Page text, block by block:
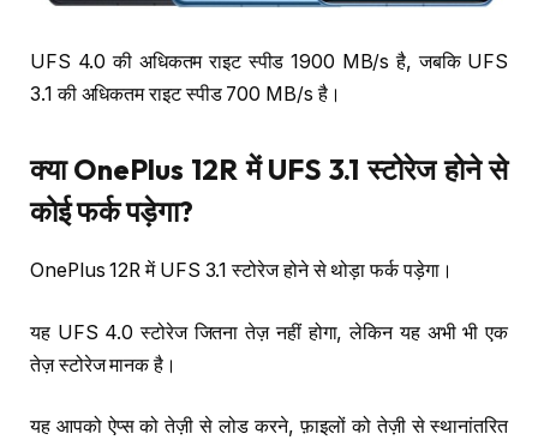
UFS 4.0 की अधिकतम राइट स्पीड 1900 MB/s है, जबकि UFS
3.1 की अधिकतम राइट स्पीड 700 MB/s है।
क्याOnePlus 12RमेंUFS 3.1स्टोरेज होने से
कोईफर्कपड़ेगा?
OnePlus 12R में UFS 3.1 स्टोरेज होने से थोड़ा फर्क पड़ेगा।
यह UFS 4.0 स्टोरेज जितना तेज़ नहीं होगा, लेकिन यह अभी भी एक
तेज़ स्टोरेज मानक है।
यह आपको ऐप्स को तेज़ी से लोड करने, फ़ाइलों को तेज़ी से स्थानांतरित